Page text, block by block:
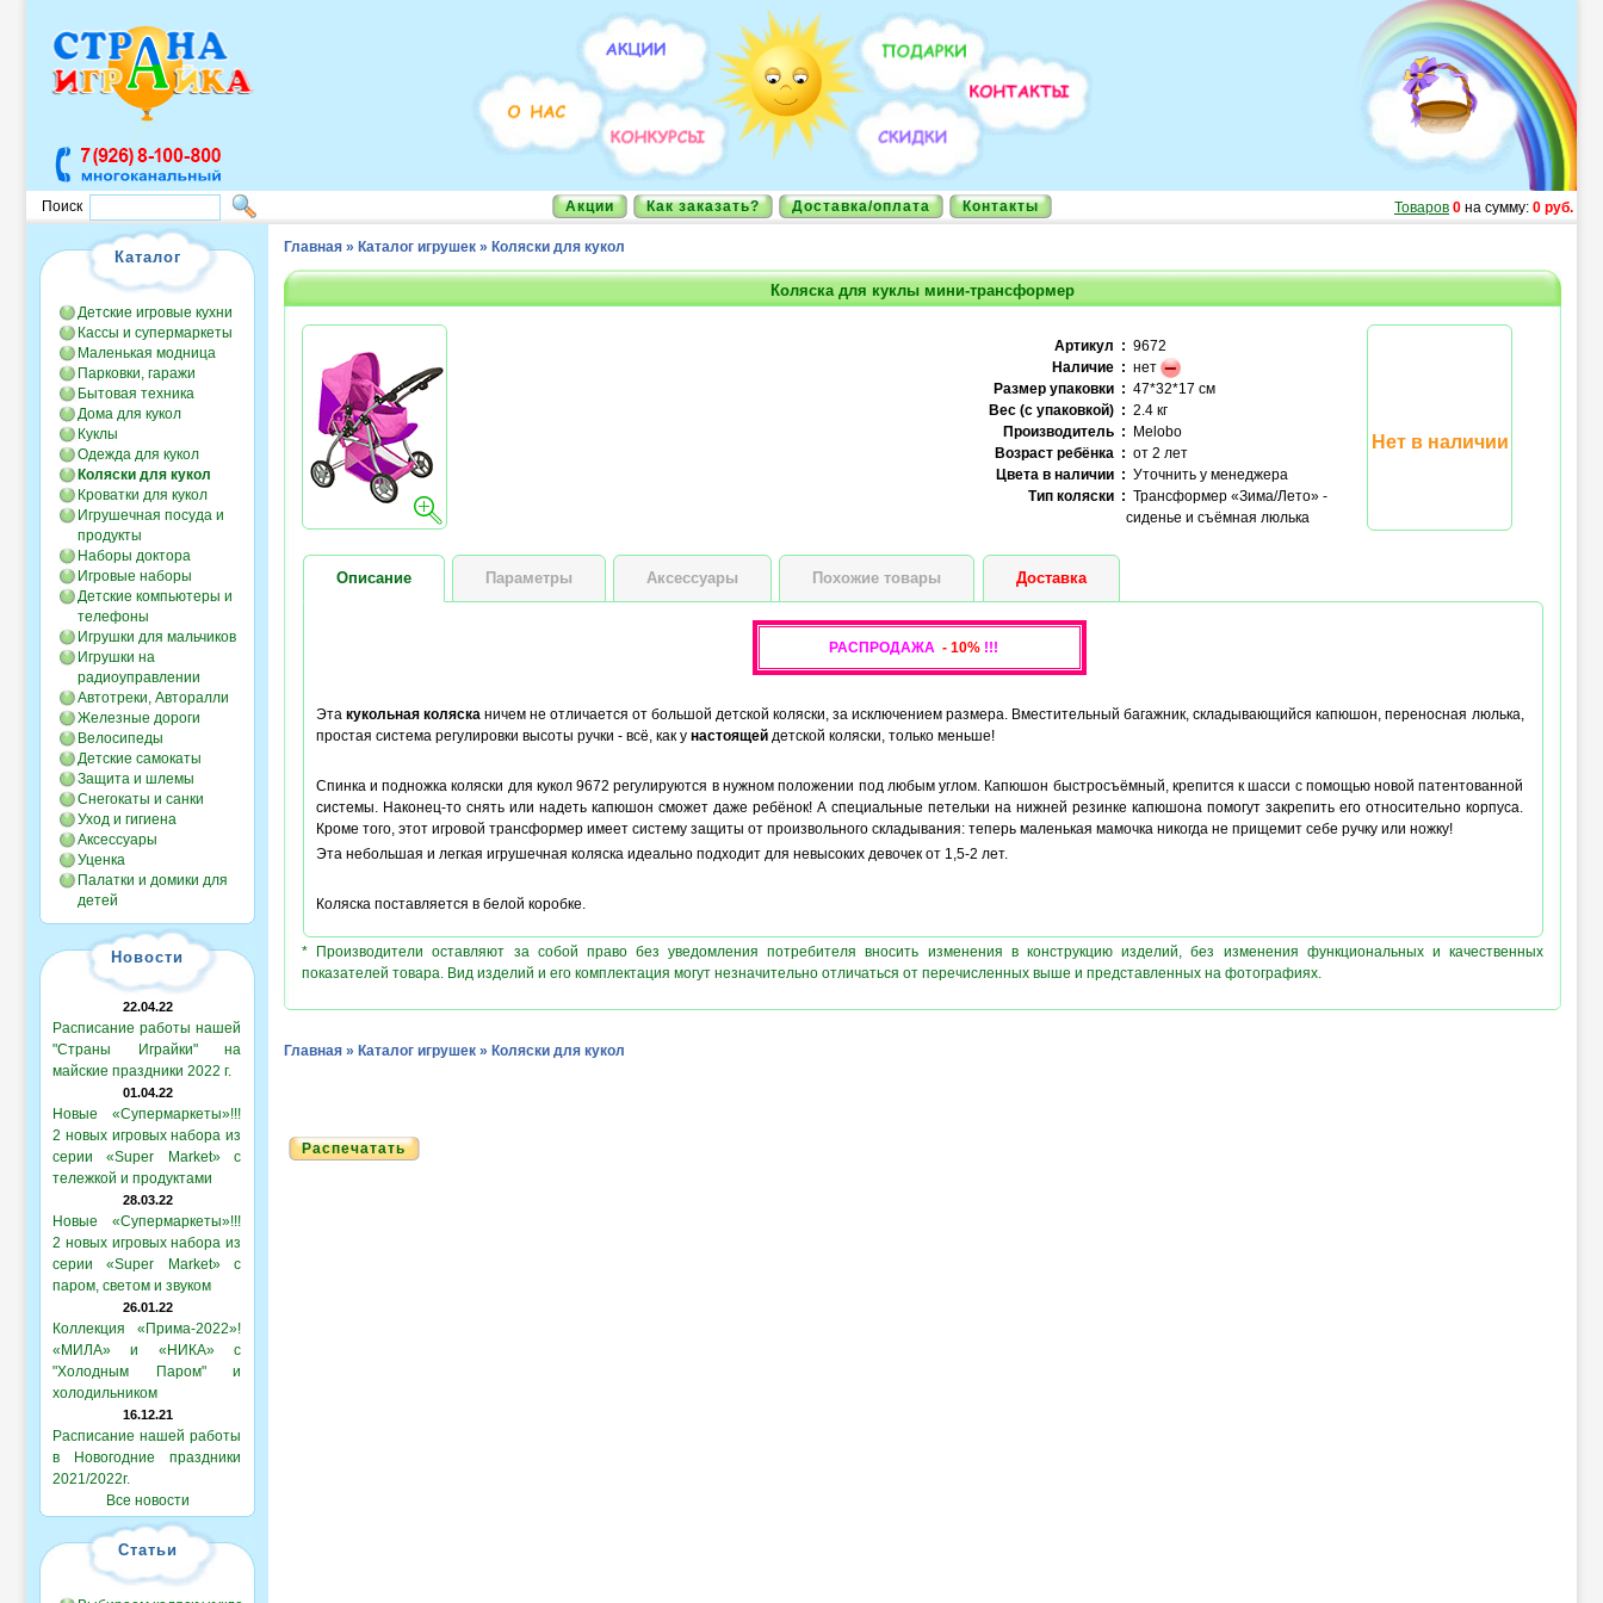
Поиск Акции Как заказать? Доставка/оплата Контакты Товаров 0 на сумму: 0 руб.
Каталог
Детские игровые кухни
Кассы и супермаркеты
Маленькая модница
Парковки, гаражи
Бытовая техника
Дома для кукол
Куклы
Одежда для кукол
Коляски для кукол
Кроватки для кукол
Игрушечная посуда и
продукты
Наборы доктора
Игровые наборы
Детские компьютеры и
телефоны
Игрушки для мальчиков
Игрушки на
радиоуправлении
Автотреки, Авторалли
Железные дороги
Велосипеды
Детские самокаты
Защита и шлемы
Снегокаты и санки
Уход и гигиена
Аксессуары
Уценка
Палатки и домики для
детей
Новости
22.04.22
Расписание работы нашей
"Страны Играйки" на
майские праздники 2022 г.
01.04.22
Новые «Супермаркеты»!!!
2 новых игровых набора из
серии «Super Market» с
тележкой и продуктами
28.03.22
Новые «Супермаркеты»!!!
2 новых игровых набора из
серии «Super Market» с
паром, светом и звуком
26.01.22
Коллекция «Прима-2022»!
«МИЛА» и «НИКА» с
"Холодным Паром" и
холодильником
16.12.21
Расписание нашей работы
в Новогодние праздники
2021/2022г.
Все новости
Статьи
Главная » Каталог игрушек » Коляски для кукол
Коляска для куклы мини-трансформер
Артикул : 9672
Наличие : нет
Размер упаковки : 47*32*17 см
Вес (с упаковкой) : 2.4 кг
Производитель : Melobo
Возраст ребёнка : от 2 лет
Цвета в наличии : Уточнить у менеджера
Тип коляски : Трансформер «Зима/Лето» -
сиденье и съёмная люлька
Нет в наличии
Описание Параметры Аксессуары Похожие товары Доставка
РАСПРОДАЖА - 10% !!!
Эта кукольная колясканичем не отличается от большой детской коляски, за исключением размера. Вместительный багажник, складывающийся капюшон, переносная люлька,
простая система регулировки высоты ручки - всё, как у настоящейдетской коляски, только меньше!
Спинка и подножка коляски для кукол 9672 регулируются в нужном положении под любым углом. Капюшон быстросъёмный, крепится к шасси с помощью новой патентованной
системы. Наконец-то снять или надеть капюшон сможет даже ребёнок! А специальные петельки на нижней резинке капюшона помогут закрепить его относительно корпуса.
Кроме того, этот игровой трансформер имеет систему защиты от произвольного складывания: теперь маленькая мамочка никогда не прищемит себе ручку или ножку!
Эта небольшая и легкая игрушечная коляска идеально подходит для невысоких девочек от 1,5-2 лет.
Коляска поставляется в белой коробке.
* Производители оставляют за собой право без уведомления потребителя вносить изменения в конструкцию изделий, без изменения функциональных и качественных
показателей товара. Вид изделий и его комплектация могут незначительно отличаться от перечисленных выше и представленных на фотографиях.
Главная » Каталог игрушек » Коляски для кукол
Распечатать